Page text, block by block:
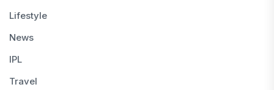
Lifestyle
News
IPL
Travel